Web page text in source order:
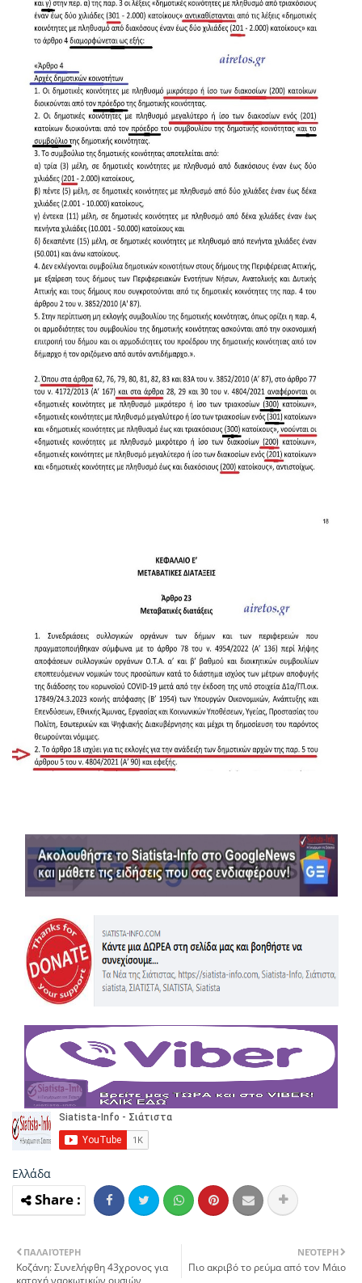
Ελλάδα
ΝΕΌΤΕΡΗ
Πιο ακριβό το ρεύμα από τον Μάιο
ΠΑΛΑΙΌΤΕΡΗ
Κοζάνη: Συνελήφθη 43χρονος για
κατοχή ναρκωτικών ουσιών